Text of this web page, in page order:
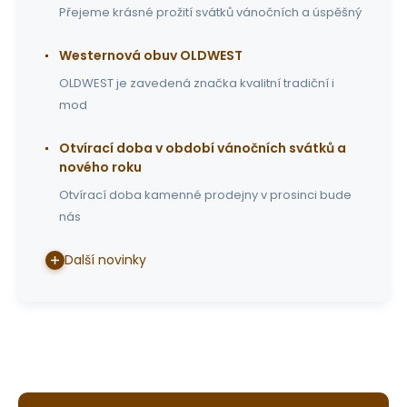
Přejeme krásné prožití svátků vánočních a úspěšný
Westernová obuv OLDWEST
OLDWEST je zavedená značka kvalitní tradiční i
mod
Otvírací doba v období vánočních svátků a
nového roku
Otvírací doba kamenné prodejny v prosinci bude
nás
Další novinky